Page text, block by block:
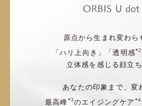
原点から生まれ変わら
「ハリ上向き」「透明感*2
立体感を感じる顔立ち
あなたの印象まで、変
最高峰*3のエイジングケア *4